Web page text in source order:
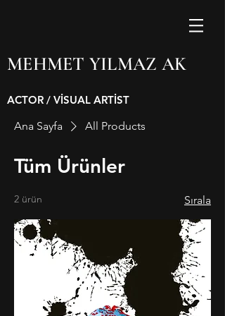
MEHMET YILMAZ AK
ACTOR / VİSUAL ARTİST
Ana Sayfa
All Products
Tüm Ürünler
2 ürün Sırala